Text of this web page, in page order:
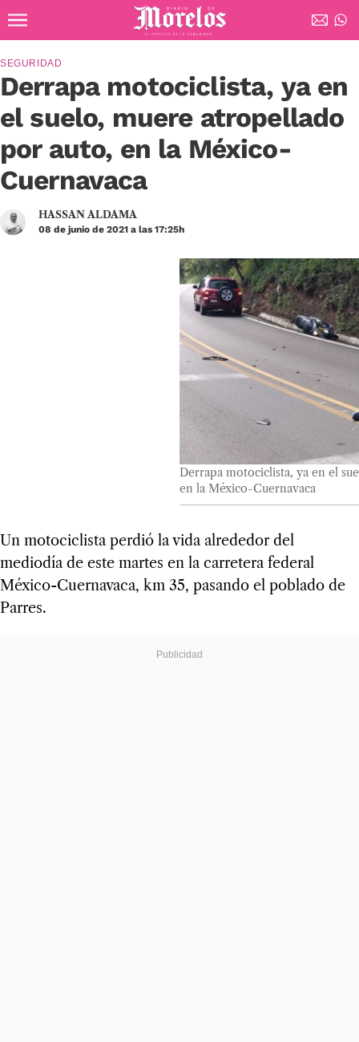
Diario de Morelos
Derrapa motociclista, ya en
el suelo, muere atropellado
por auto, en la México-
Cuernavaca
SEGURIDAD
HASSAN ALDAMA
08 de junio de 2021 a las 17:25h
Derrapa motociclista, ya en el
en la México-Cuernavaca
Un motociclista perdió la vida alrededor del
mediodía de este martes en la carretera federal
México-Cuernavaca, km 35, pasando el poblado de
Parres.